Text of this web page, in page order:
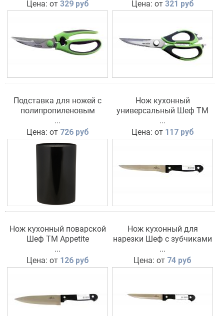
Цена: от 329 руб
Цена: от 321 руб
Подставка для ножей с
полипропиленовым
наполнителем TM Appetite
...
Цена: от 726 руб
Нож кухонный
универсальный Шеф TM
Appetite
...
Цена: от 117 руб
Нож кухонный поварской
Шеф TM Appetite
...
Цена: от 126 руб
Нож кухонный для
нарезки Шеф с зубчиками
TM Appetite
...
Цена: от 74 руб